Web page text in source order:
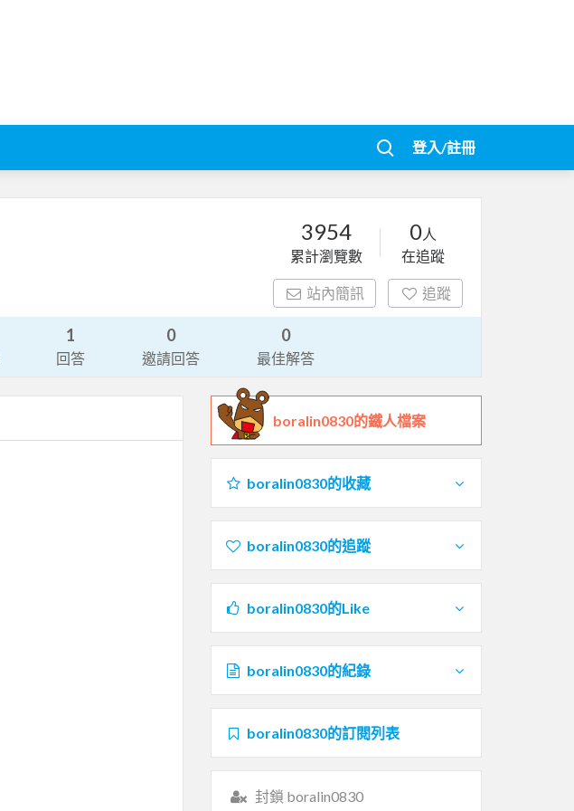
登入/註冊
3954
累計瀏覽數
0人
在追蹤
站內簡訊 追蹤
1
回答
0
邀請回答
0
最佳解答
boralin0830的鐵人檔案
boralin0830的收藏
boralin0830的追蹤
boralin0830的Like
boralin0830的紀錄
boralin0830的訂閱列表
封鎖 boralin0830